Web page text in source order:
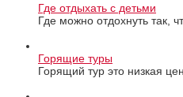
Где отдыхать с детьми
Где можно отдохнуть так,
Горящие туры
Горящий тур это низкая